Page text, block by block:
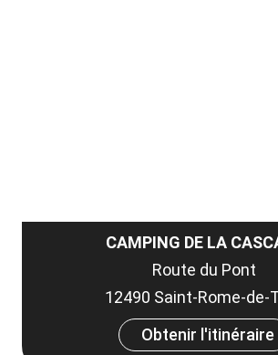
CAMPING DE LA
Route du Pont
12490 Saint-Rome-de-
Obtenir l'itinéraire